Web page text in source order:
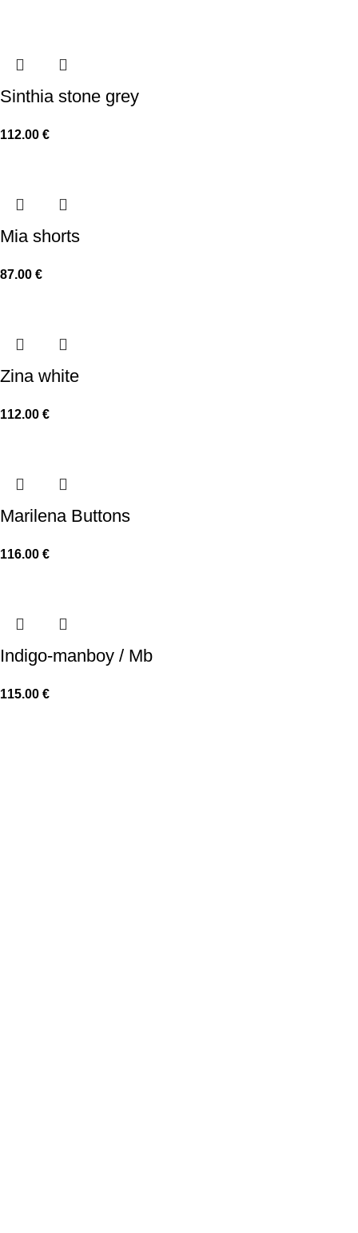
Sinthia stone grey
112.00 €
Mia shorts
87.00 €
Zina white
112.00 €
Marilena Buttons
116.00 €
Indigo-manboy / Mb
115.00 €